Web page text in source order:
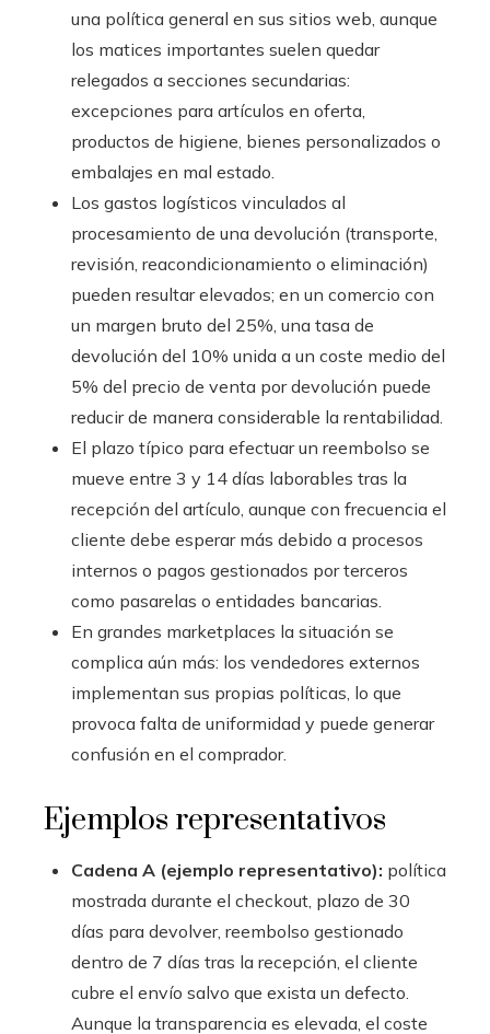
una política general en sus sitios web, aunque
los matices importantes suelen quedar
relegados a secciones secundarias:
excepciones para artículos en oferta,
productos de higiene, bienes personalizados o
embalajes en mal estado.
Los gastos logísticos vinculados al
procesamiento de una devolución (transporte,
revisión, reacondicionamiento o eliminación)
pueden resultar elevados; en un comercio con
un margen bruto del 25%, una tasa de
devolución del 10% unida a un coste medio del
5% del precio de venta por devolución puede
reducir de manera considerable la rentabilidad.
El plazo típico para efectuar un reembolso se
mueve entre 3 y 14 días laborables tras la
recepción del artículo, aunque con frecuencia el
cliente debe esperar más debido a procesos
internos o pagos gestionados por terceros
como pasarelas o entidades bancarias.
En grandes marketplaces la situación se
complica aún más: los vendedores externos
implementan sus propias políticas, lo que
provoca falta de uniformidad y puede generar
confusión en el comprador.
Ejemplos representativos
Cadena A (ejemplo representativo): política
mostrada durante el checkout, plazo de 30
días para devolver, reembolso gestionado
dentro de 7 días tras la recepción, el cliente
cubre el envío salvo que exista un defecto.
Aunque la transparencia es elevada, el coste